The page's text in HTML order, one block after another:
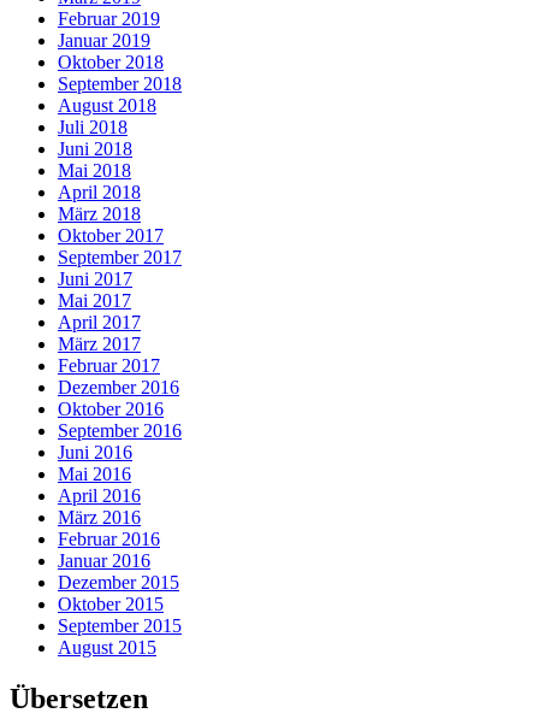
Februar 2019
Januar 2019
Oktober 2018
September 2018
August 2018
Juli 2018
Juni 2018
Mai 2018
April 2018
März 2018
Oktober 2017
September 2017
Juni 2017
Mai 2017
April 2017
März 2017
Februar 2017
Dezember 2016
Oktober 2016
September 2016
Juni 2016
Mai 2016
April 2016
März 2016
Februar 2016
Januar 2016
Dezember 2015
Oktober 2015
September 2015
August 2015
Übersetzen